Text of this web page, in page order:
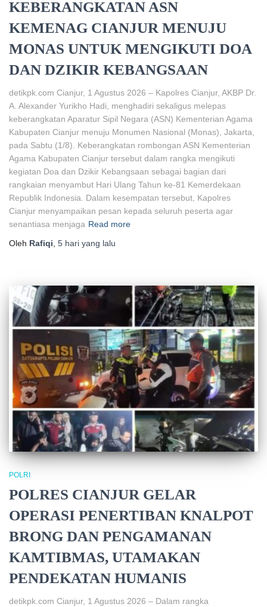
KEBERANGKATAN ASN
KEMENAG CIANJUR MENUJU
MONAS UNTUK MENGIKUTI DOA
DAN DZIKIR KEBANGSAAN
detikpk.com Cianjur, 1 Agustus 2026 – Kapolres Cianjur, AKBP Dr.
A. Alexander Yurikho Hadi, menghadiri sekaligus melepas
keberangkatan Aparatur Sipil Negara (ASN) Kementerian Agama
Kabupaten Cianjur menuju Monumen Nasional (Monas), Jakarta,
pada Sabtu (1/8). Keberangkatan rombongan ASN Kementerian
Agama Kabupaten Cianjur tersebut dalam rangka mengikuti
kegiatan Doa dan Dzikir Kebangsaan sebagai bagian dari
rangkaian menyambut Hari Ulang Tahun ke-81 Kemerdekaan
Republik Indonesia. Dalam kesempatan tersebut, Kapolres
Cianjur menyampaikan pesan kepada seluruh peserta agar
senantiasa menjaga Read more
Oleh Rafiqi 5 hari yang lalu
POLRI
POLRES CIANJUR GELAR
OPERASI PENERTIBAN KNALPOT
BRONG DAN PENGAMANAN
KAMTIBMAS, UTAMAKAN
PENDEKATAN HUMANIS
detikpk.com Cianjur, 1 Agustus 2026 – Dalam rangka